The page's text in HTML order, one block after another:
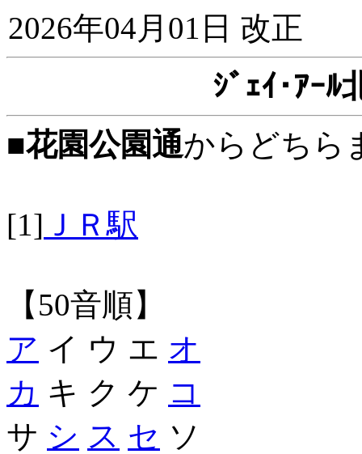
2026年04月01日 改正
ｼﾞｪｲ･ｱｰﾙ
■花園公園通からどちら
[1] ＪＲ駅
【50音順】
ア イ ウ エ オ
カ キ ク ケ コ
サ シ ス セ ソ